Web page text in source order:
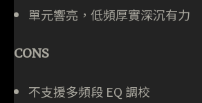
單元響亮，低頻厚實深沉有力
CONS
不支援多頻段 EQ 調校